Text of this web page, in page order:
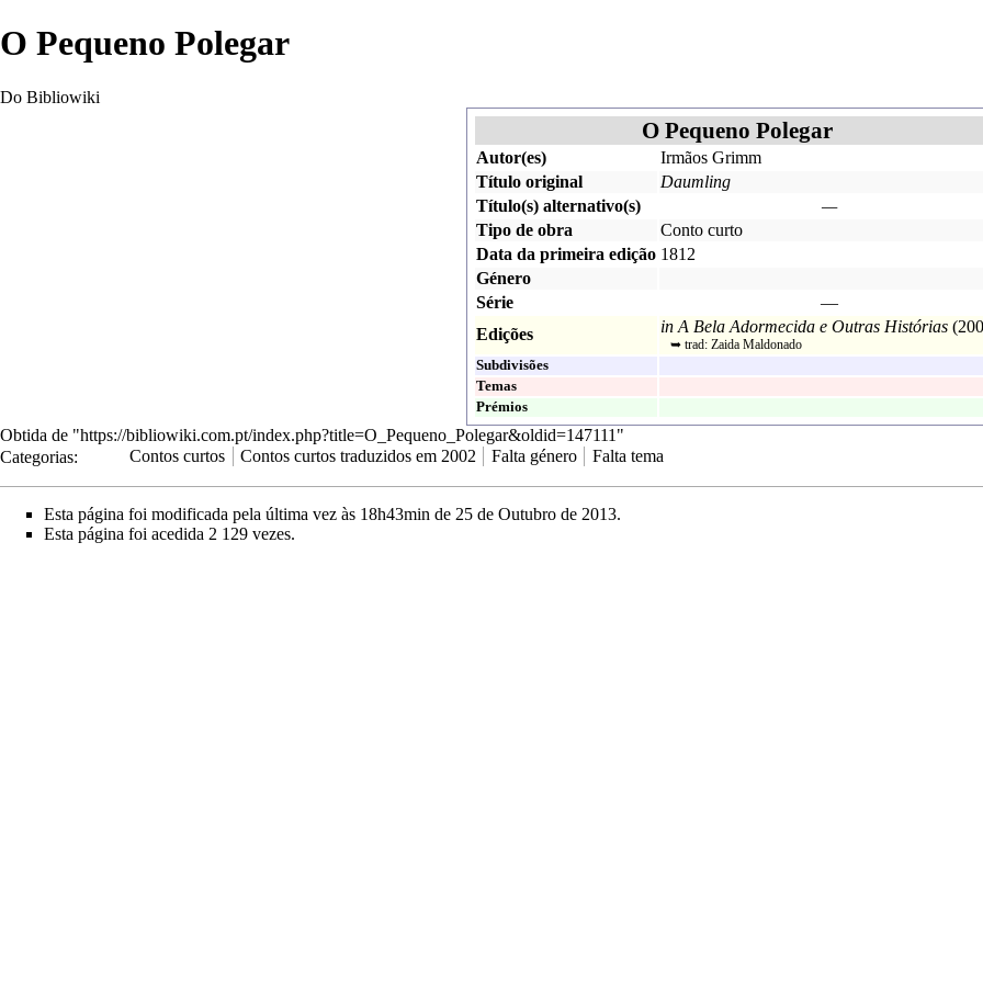
O Pequeno Polegar
Do Bibliowiki
O Pequeno Polegar
Autor(es)
Irmãos Grimm
Título original
Daumling
Título(s) alternativo(s)
—
Tipo de obra
Conto curto
Data da primeira edição 1812
Género
Série
—
Edições
in A Bela Adormecida e Outras Histórias (
➥ trad: Zaida Maldonado
Subdivisões
Temas
Prémios
Obtida de "https://bibliowiki.com.pt/index.php?title=O_Pequeno_Polegar&oldid=147111 "
Categorias: Contos curtos Contos curtos traduzidos em 2002 Falta género Falta tema
Esta página foi modificada pela última vez às 18h43min de 25 de Outubro de 2013.
Esta página foi acedida 2 129 vezes.